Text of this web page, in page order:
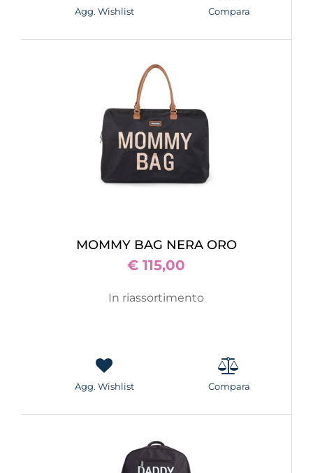
Agg. Wishlist Compara
MOMMY BAG NERA ORO
€ 115,00
In riassortimento
Agg. Wishlist Compara